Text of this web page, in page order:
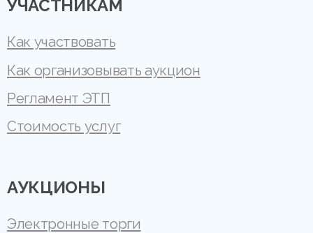
УЧАСТНИКАМ
Как участвовать
Как организовывать аукцион
Регламент ЭТП
Стоимость услуг
АУКЦИОНЫ
Электронные торги